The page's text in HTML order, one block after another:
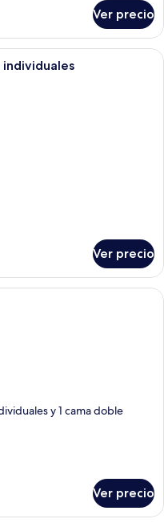
Ver precio
habitación de hotel con una
individuales
Ver precio
dormitorio con cama, armario de
y 1 cama doble
Ver precio